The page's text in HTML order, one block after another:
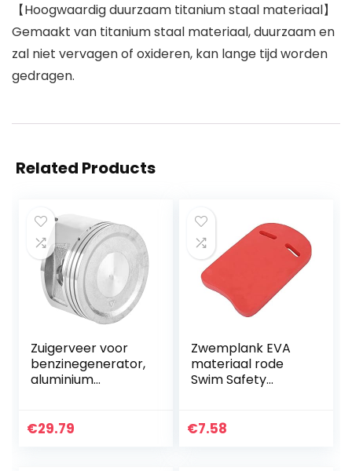
【Hoogwaardig duurzaam titanium staal materiaal】
Gemaakt van titanium staal materiaal, duurzaam en
zal niet vervagen of oxideren, kan lange tijd worden
gedragen.
Related Products
Zuigerveer voor
benzinegenerator,
aluminium
generatorzuiger
€29.79
Zwemplank EVA
materiaal rode
Swim Safety
Kickboard Supplies
€7.58